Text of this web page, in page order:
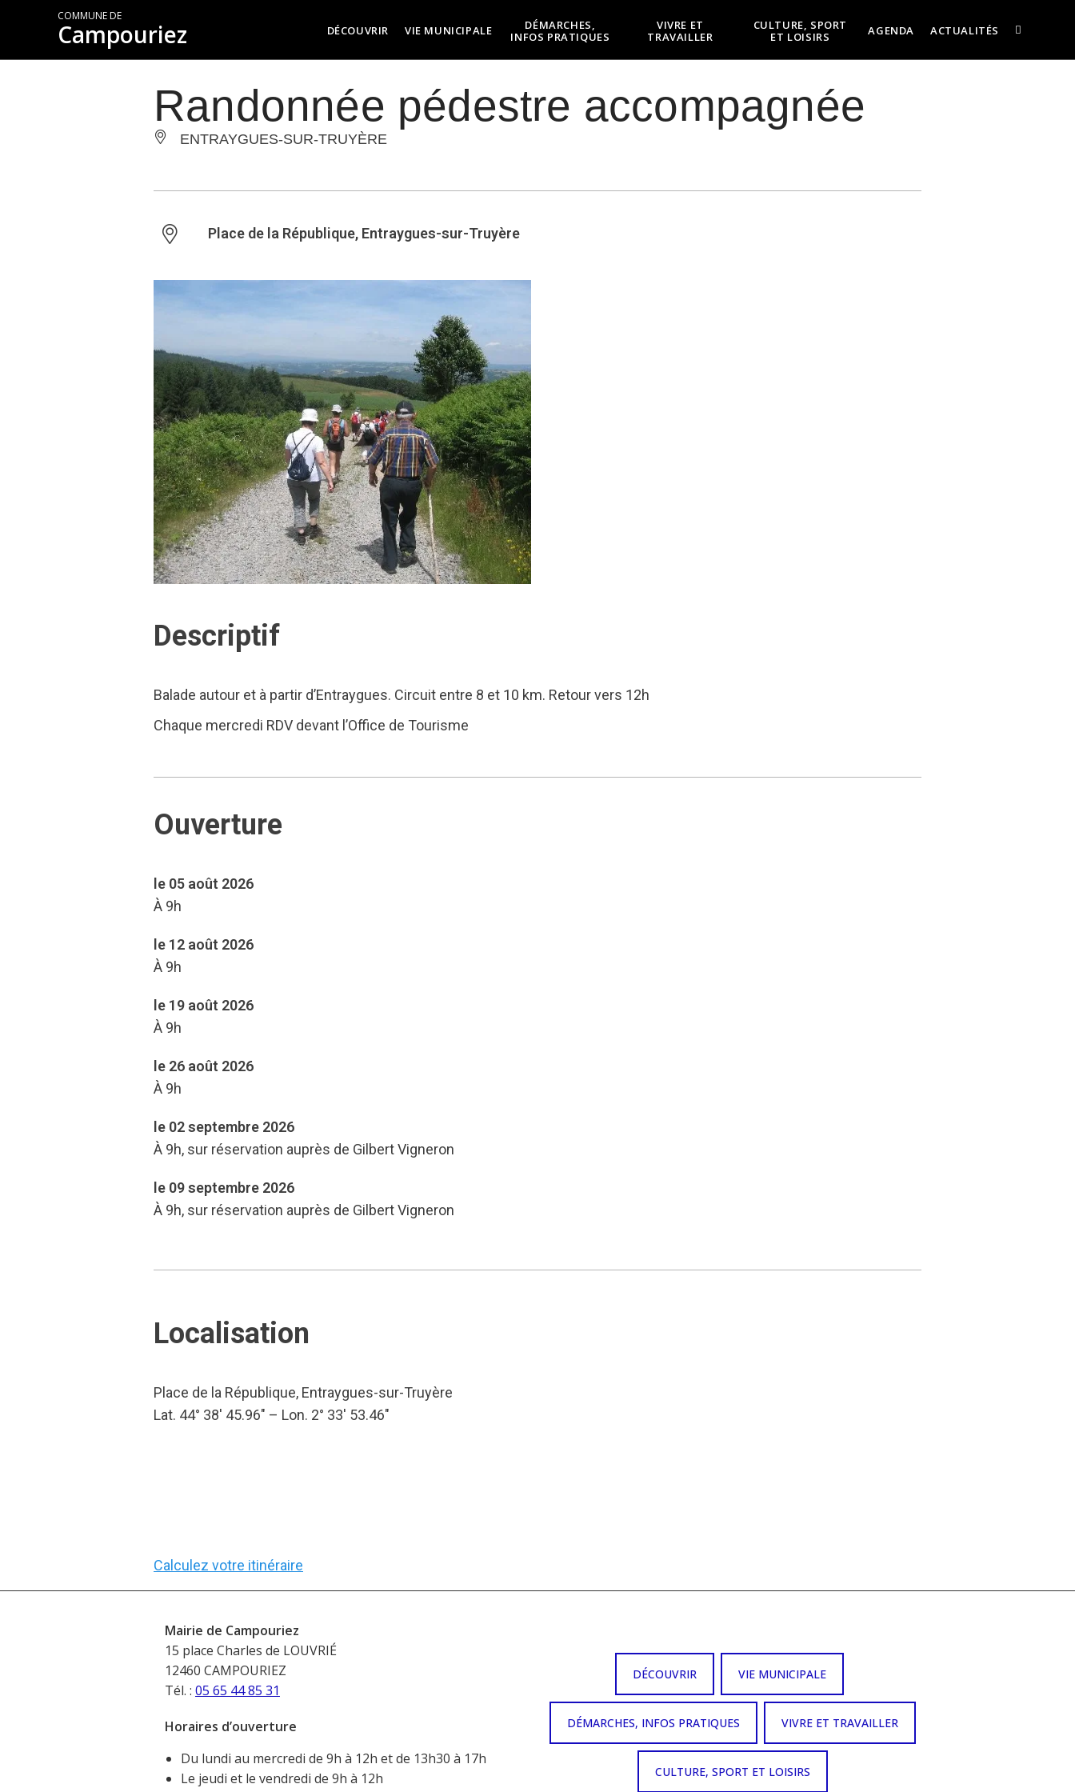
COMMUNE DE
Campouriez DÉCOUVRIR VIE MUNICIPALE
DÉMARCHES,
INFOS PRATIQUES
VIVRE ET
TRAVAILLER
CULTURE, SPORT
ET LOISIRS
AGENDA ACTUALITÉS
Randonnée pédestre accompagnée
ENTRAYGUES-SUR-TRUYÈRE
Place de la République, Entraygues-sur-Truyère
Descriptif
Balade autour et à partir d’Entraygues. Circuit entre 8 et 10 km. Retour vers 12h
Chaque mercredi RDV devant l’Office de Tourisme
Ouverture
le 05 août 2026
À 9h
le 12 août 2026
À 9h
le 19 août 2026
À 9h
le 26 août 2026
À 9h
le 02 septembre 2026
À 9h, sur réservation auprès de Gilbert Vigneron
le 09 septembre 2026
À 9h, sur réservation auprès de Gilbert Vigneron
Localisation
Place de la République, Entraygues-sur-Truyère
Lat. 44° 38′ 45.96″ – Lon. 2° 33′ 53.46″
Calculez votre itinéraire
Mairie de Campouriez
15 place Charles de LOUVRIÉ
12460 CAMPOURIEZ
Tél. : 05 65 44 85 31
Horaires d’ouverture
Du lundi au mercredi de 9h à 12h et de 13h30 à 17h
Le jeudi et le vendredi de 9h à 12h
DÉCOUVRIR VIE MUNICIPALE
DÉMARCHES, INFOS PRATIQUES VIVRE ET TRAVAILLER
CULTURE, SPORT ET LOISIRS